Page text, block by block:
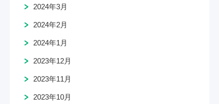
2024年3月
2024年2月
2024年1月
2023年12月
2023年11月
2023年10月